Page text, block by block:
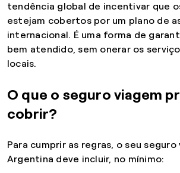
tendência global de incentivar que
estejam cobertos por um plano de
internacional. É uma forma de
bem atendido, sem onerar os
locais.
O que o seguro viagem
cobrir?
Para cumprir as regras, o seu seguro
Argentina deve incluir, no mínimo: